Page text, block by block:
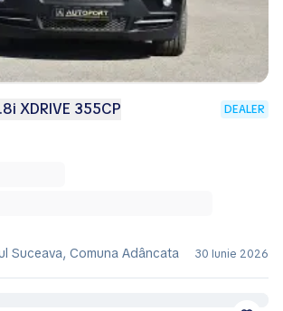
XDRIVE 355CP DEALER
Suceava, Comuna Adâncata
30 Iunie 2026